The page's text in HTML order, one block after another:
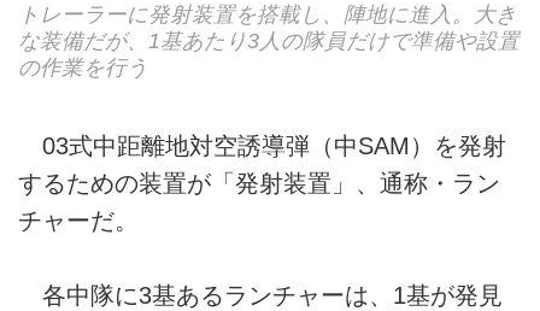
トレーラーに発射装置を搭載し、陣地に進入。大き
な装備だが、1基あたり3人の隊員だけで準備や設置
の作業を行う
03式中距離地対空誘導弾（中SAM）を発射
するための装置が「発射装置」、通称・ラン
チャーだ。
各中隊に3基あるランチャーは、1基が発見